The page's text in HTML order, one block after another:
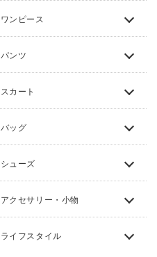
ワンピース
パンツ
スカート
バッグ
シューズ
アクセサリー・小物
ライフスタイル